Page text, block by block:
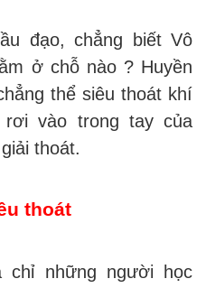
đạo, chẳng biết Vô
ở chỗ nào ? Huyền
thể siêu thoát khí
vào trong tay của
thoát.
thoát
chỉ những người học